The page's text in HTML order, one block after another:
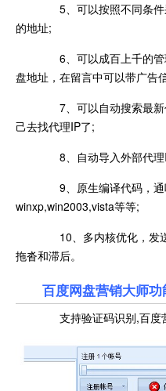
5、可以按照不同条件
的地址;
6、可以成百上千的管
盘地址，在留言中可以带广告
7、可以自动搜索最新
己去找代理IP了;
8、自动导入外部代理
9、原生编译代码，通
winxp,win2003,vista等等;
10、多内核优化，发
拖沓和滞后。
百度网盘营销大师功
支持验证码识别,百度